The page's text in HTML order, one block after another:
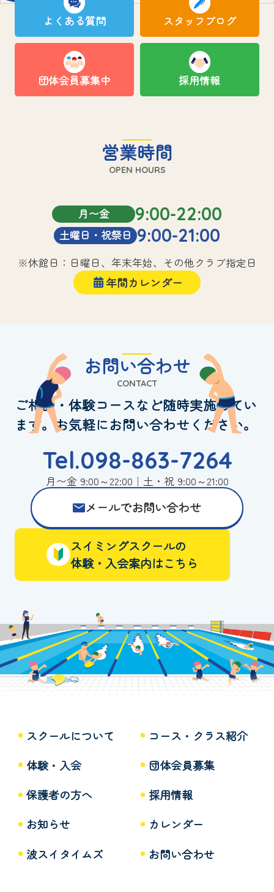
よくある質問 スタッフブログ
団体会員募集中 採用情報
営業時間
OPEN HOURS
月〜金 9:00-22:00
土曜日・祝祭日 9:00-21:00
※休館日：日曜日、年末年始、その他クラブ指定日
年間カレンダー
お問い合わせ
CONTACT
ご相談・体験コースなど随時実施してい
ます。お気軽にお問い合わせください。
Tel.098-863-7264
月〜金 9:00～22:00｜土・祝 9:00～21:00
メールでお問い合わせ
スイミングスクールの
体験・入会案内はこちら
スクールについて
コース・クラス紹介
体験・入会
団体会員募集
保護者の方へ
採用情報
お知らせ
カレンダー
波スイタイムズ
お問い合わせ